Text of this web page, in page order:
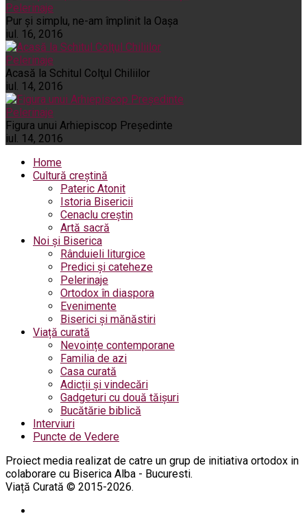
Pelerinaje
Pur şi simplu, ne-am împlinit la Oaşa
iul. 16, 2016
Pelerinaje
Acasă la Schitul Colţul Chiliilor
iul. 14, 2016
Pelerinaje
Figura unui Arhiepiscop Preşedinte
iul. 14, 2016
Home
Cultură creștină
Pateric Atonit
Istoria Bisericii
Cenaclu creștin
Artă sacră
Noi și Biserica
Rânduieli liturgice
Predici și cateheze
Pelerinaje
Ortodox în diaspora
Evenimente
Biserici și mănăstiri
Viață curată
Nevoințe contemporane
Familia de azi
Casa curată
Adicții și vindecări
Gadgeturi cu două tăișuri
Bucătărie biblică
Interviuri
Puncte de Vedere
Proiect media realizat de catre un grup de initiativa ortodox in
colaborare cu Biserica Alba - Bucuresti.
Viață Curată © 2015-2026.